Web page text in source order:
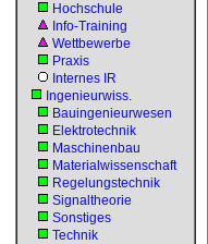
Hochschule
Info-Training
Wettbewerbe
Praxis
Internes IR
Ingenieurwiss.
Bauingenieurwesen
Elektrotechnik
Maschinenbau
Materialwissenschaft
Regelungstechnik
Signaltheorie
Sonstiges
Technik